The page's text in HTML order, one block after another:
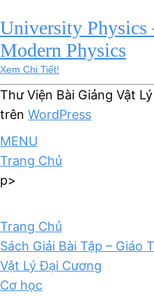
University Physics
Modern Physics
Xem Chi Tiết!
Thư Viện Bài Giảng Vật
trên WordPress
MENU
Trang Chủ
p>
Trang Chủ
Sách Giải Bài Tập – Giáo
Vật Lý Đại Cương
Cơ học